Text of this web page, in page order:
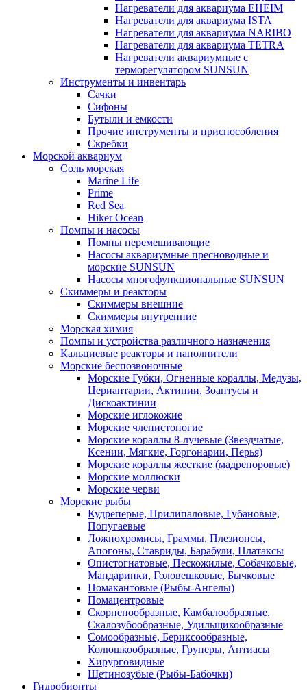
Нагреватели для аквариума EHEIM
Нагреватели для аквариума ISTA
Нагреватели для аквариума NARIBO
Нагреватели для аквариума TETRA
Нагреватели аквариумные с
терморегулятором SUNSUN
Инструменты и инвентарь
Сачки
Сифоны
Бутыли и емкости
Прочие инструменты и приспособления
Скребки
Морской аквариум
Соль морская
Marine Life
Prime
Red Sea
Hiker Ocean
Помпы и насосы
Помпы перемешивающие
Насосы аквариумные пресноводные и
морские SUNSUN
Насосы многофункциональные SUNSUN
Скиммеры и реакторы
Скиммеры внешние
Скиммеры внутренние
Морская химия
Помпы и устройства различного назначения
Кальциевые реакторы и наполнители
Морские беспозвоночные
Морские Губки, Огненные кораллы, Медузы,
Цериантарии, Актинии, Зоантусы и
Дискоактинии
Морские иглокожие
Морские членистоногие
Морские кораллы 8-лучевые (Звездчатые,
Ксении, Мягкие, Горгонарии, Перья)
Морские кораллы жесткие (мадрепоровые)
Морские моллюски
Морские черви
Морские рыбы
Кудреперые, Прилипаловые, Губановые,
Попугаевые
Ложнохромисы, Граммы, Плезиопсы,
Апогоны, Ставриды, Барабули, Платаксы
Опистогнатовые, Пескожилые, Собачковые,
Мандаринки, Головешковые, Бычковые
Помакантовые (Рыбы-Ангелы)
Помацентровые
Скорпенообразные, Камбалообразные,
Скалозубообразные, Удильщикообразные
Сомообразные, Бериксообразные,
Колюшкообразные, Груперы, Антиасы
Хирурговидные
Щетинозубые (Рыбы-Бабочки)
Гидробионты